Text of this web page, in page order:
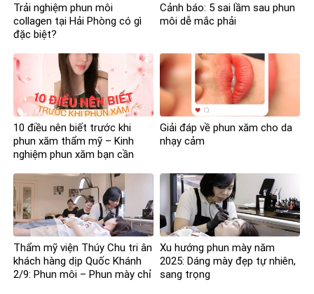
Trải nghiệm phun môi
collagen tại Hải Phòng có gì
đặc biệt?
Cảnh báo: 5 sai lầm sau phun
môi dễ mắc phải
10 điều nên biết trước khi
phun xăm thẩm mỹ – Kinh
nghiệm phun xăm bạn cần
Giải đáp về phun xăm cho da
nhạy cảm
Thẩm mỹ viện Thúy Chu tri ân
khách hàng dịp Quốc Khánh
2/9: Phun môi – Phun mày chỉ
Xu hướng phun mày năm
2025: Dáng mày đẹp tự nhiên,
sang trọng